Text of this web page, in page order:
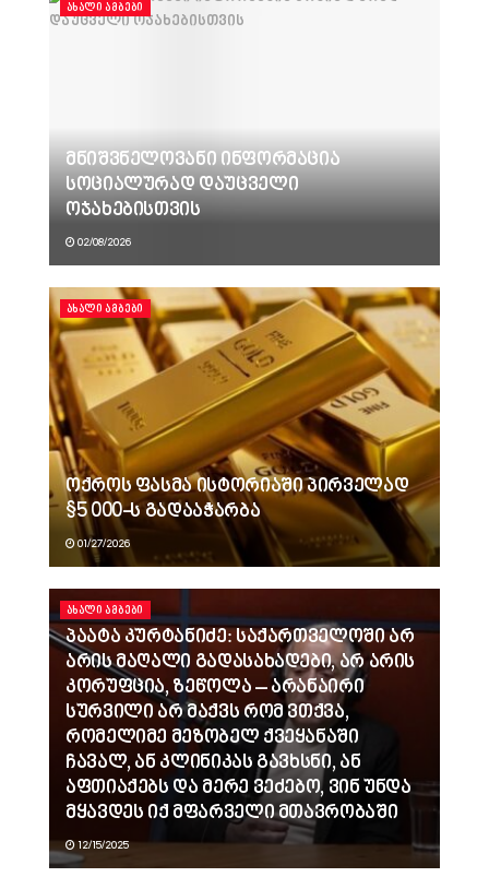
ᲐᲮᲐᲚᲘ ᲐᲛᲑᲔᲑᲘ
მნიშვნელოვანი ინფორმაცია
სოციალურად დაუცველი
ოჯახებისთვის
02/08/2026
ᲐᲮᲐᲚᲘ ᲐᲛᲑᲔᲑᲘ
ოქროს ფასმა ისტორიაში პირველად
$5 000-ს გადააჭარბა
01/27/2026
ᲐᲮᲐᲚᲘ ᲐᲛᲑᲔᲑᲘ
პაატა კურტანიძე: საქართველოში არ
არის მაღალი გადასახადები, არ არის
კორუფცია, ზეწოლა – არანაირი
სურვილი არ მაქვს რომ ვთქვა,
რომელიმე მეზობელ ქვეყანაში
ჩავალ, ან კლინიკას გავხსნი, ან
აფთიაქებს და მერე ვეძებო, ვინ უნდა
მყავდეს იქ მფარველი მთავრობაში
12/15/2025